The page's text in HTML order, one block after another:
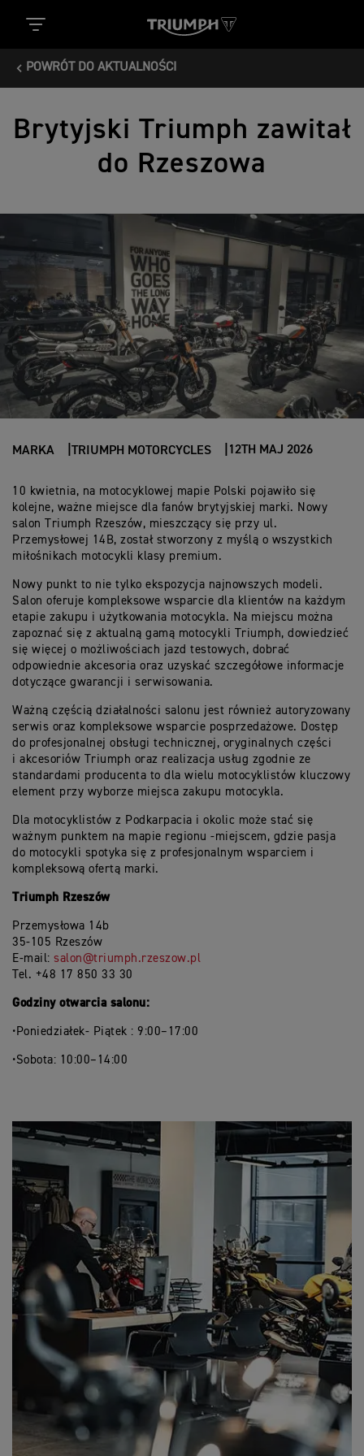
POWRÓT DO AKTUALNOŚCI
Brytyjski Triumph zawitał
do Rzeszowa
MARKA TRIUMPH MOTORCYCLES 12TH MAJ 2026
10 kwietnia, na motocyklowej mapie Polski pojawiło się
kolejne, ważne miejsce dla fanów brytyjskiej marki. Nowy
salon Triumph Rzeszów, mieszczący się przy ul.
Przemysłowej 14B, został stworzony z myślą o wszystkich
miłośnikach motocykli klasy premium.
Nowy punkt to nie tylko ekspozycja najnowszych modeli.
Salon oferuje kompleksowe wsparcie dla klientów na każdym
etapie zakupu i użytkowania motocykla. Na miejscu można
zapoznać się z aktualną gamą motocykli Triumph, dowiedzieć
się więcej o możliwościach jazd testowych, dobrać
odpowiednie akcesoria oraz uzyskać szczegółowe informacje
dotyczące gwarancji i serwisowania.
Ważną częścią działalności salonu jest również autoryzowany
serwis oraz kompleksowe wsparcie posprzedażowe. Dostęp
do profesjonalnej obsługi technicznej, oryginalnych części
i akcesoriów Triumph oraz realizacja usług zgodnie ze
standardami producenta to dla wielu motocyklistów kluczowy
element przy wyborze miejsca zakupu motocykla.
Dla motocyklistów z Podkarpacia i okolic może stać się
ważnym punktem na mapie regionu -miejscem, gdzie pasja
do motocykli spotyka się z profesjonalnym wsparciem i
kompleksową ofertą marki.
Triumph Rzeszów
Przemysłowa 14b
35-105 Rzeszów
E-mail: salon@triumph.rzeszow.pl
Tel. +48 17 850 33 30
Godziny otwarcia salonu:
•Poniedziałek- Piątek : 9:00–17:00
•Sobota: 10:00–14:00